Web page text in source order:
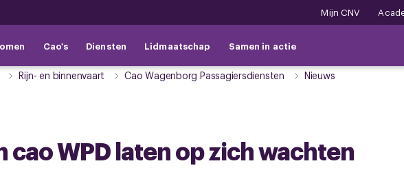
Mijn CNV
Cao's Diensten Lidmaatschap Samen in actie
Rijn- en binnenvaart Cao Wagenborg Passagiersdiensten Nieuws
cao WPD laten op zich wachten